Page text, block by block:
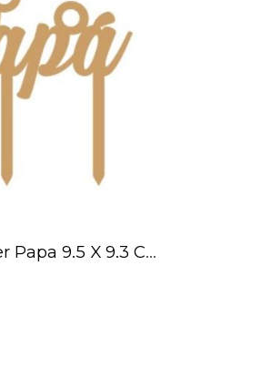
Cake Topper Papa 9.5 X 9.3 Cm